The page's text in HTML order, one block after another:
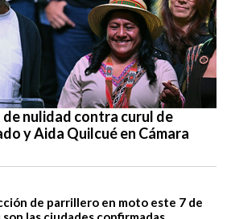
de nulidad contra curul de
y Aida Quilcué en Cámara
de parrillero en moto este 7 de